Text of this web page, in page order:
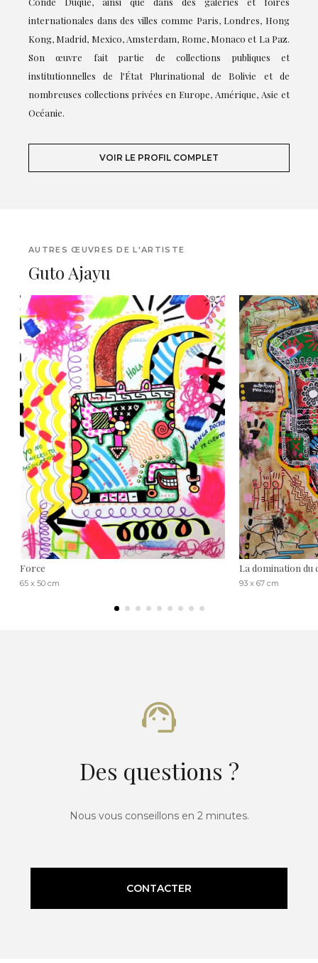
internationales dans des villes comme Paris, Londres, Hong
Kong, Madrid, Mexico, Amsterdam, Rome, Monaco et La Paz.
Son œuvre fait partie de collections publiques et
institutionnelles de l'État Plurinational de Bolivie et de
nombreuses collections privées en Europe, Amérique, Asie et
Océanie.
VOIR LE PROFIL COMPLET
AUTRES ŒUVRES DE L'ARTISTE
Guto Ajayu
Force
65 x 50 cm
La domination du
93 x 67 cm
Des questions ?
Nous vous conseillons en 2 minutes.
CONTACTER